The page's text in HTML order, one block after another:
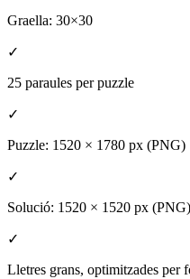
Graella: 30×30
✓
25 paraules per puzzle
✓
Puzzle: 1520 × 1780 px (PNG)
✓
Solució: 1520 × 1520 px (PNG)
✓
Lletres grans, optimitzades per